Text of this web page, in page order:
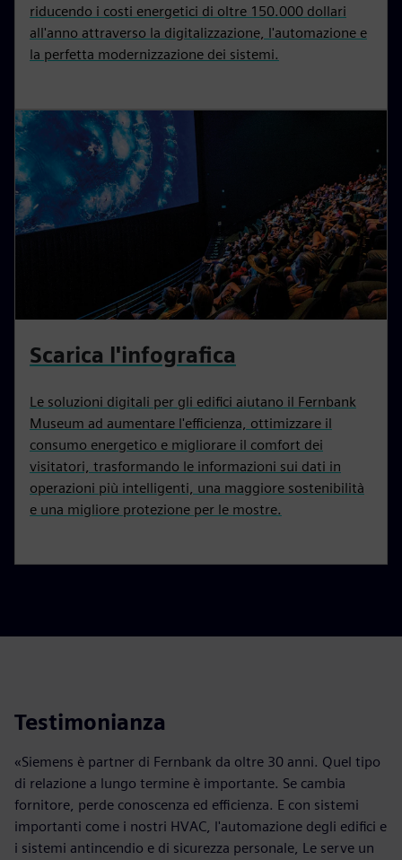
riducendo i costi energetici di oltre 150.000 dollari
all'anno attraverso la digitalizzazione, l'automazione e
la perfetta modernizzazione dei sistemi.
Scarica l'infografica
Le soluzioni digitali per gli edifici aiutano il Fernbank
Museum ad aumentare l'efficienza, ottimizzare il
consumo energetico e migliorare il comfort dei
visitatori, trasformando le informazioni sui dati in
operazioni più intelligenti, una maggiore sostenibilità
e una migliore protezione per le mostre.
Testimonianza
«Siemens è partner di Fernbank da oltre 30 anni. Quel tipo
di relazione a lungo termine è importante. Se cambia
fornitore, perde conoscenza ed efficienza. E con sistemi
importanti come i nostri HVAC, l'automazione degli edifici e
i sistemi antincendio e di sicurezza personale, Le serve un